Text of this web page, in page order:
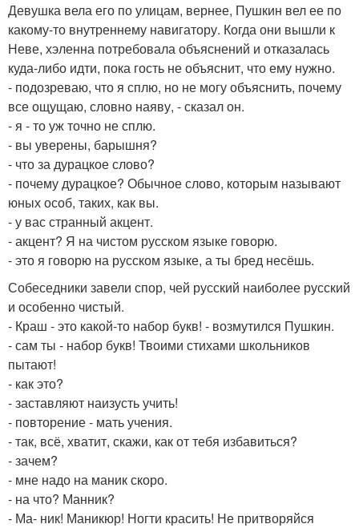
Девушка вела его по улицам, вернее, Пушкин вел ее по
какому-то внутреннему навигатору. Когда они вышли к
Неве, хэленна потребовала объяснений и отказалась
куда-либо идти, пока гость не объяснит, что ему нужно.
- подозреваю, что я сплю, но не могу объяснить, почему
все ощущаю, словно наяву, - сказал он.
- я - то уж точно не сплю.
- вы уверены, барышня?
- что за дурацкое слово?
- почему дурацкое? Обычное слово, которым называют
юных особ, таких, как вы.
- у вас странный акцент.
- акцент? Я на чистом русском языке говорю.
- это я говорю на русском языке, а ты бред несёшь.
Собеседники завели спор, чей русский наиболее русский
и особенно чистый.
- Краш - это какой-то набор букв! - возмутился Пушкин.
- сам ты - набор букв! Твоими стихами школьников
пытают!
- как это?
- заставляют наизусть учить!
- повторение - мать учения.
- так, всё, хватит, скажи, как от тебя избавиться?
- зачем?
- мне надо на маник скоро.
- на что? Манник?
- Ма- ник! Маникюр! Ногти красить! Не притворяйся